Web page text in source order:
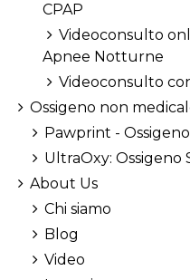
CPAP
Videoconsulto
Apnee Notturne
Videoconsulto
Ossigeno non
Pawprint -
UltraOxy:
About Us
Chi siamo
Blog
Video